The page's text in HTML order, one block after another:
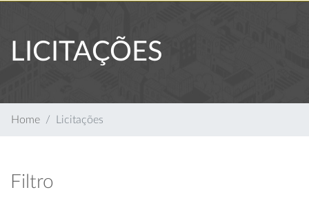
LICITAÇÕES
Home Licitações
Filtro